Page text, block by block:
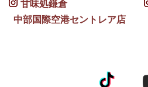
甘味処鎌倉
中部国際空港セントレア店